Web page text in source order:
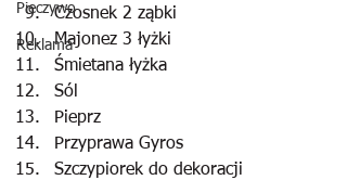
Pieczywo
Reklama
Czosnek 2 ząbki
Majonez 3 łyżki
Śmietana łyżka
Sól
Pieprz
Przyprawa Gyros
Szczypiorek do dekoracji